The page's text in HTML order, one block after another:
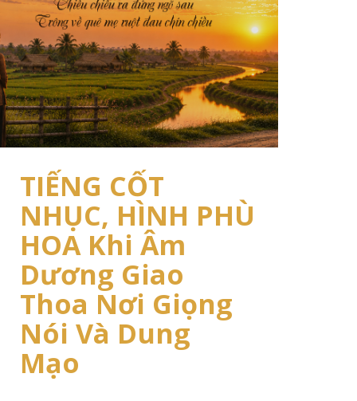
TIẾNG CỐT
NHỤC, HÌNH PHÙ
HOA Khi Âm
Dương Giao
Thoa Nơi Giọng
Nói Và Dung
Mạo